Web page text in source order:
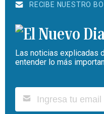
RECIBE NUESTRO
Las noticias explicadas
entender lo más